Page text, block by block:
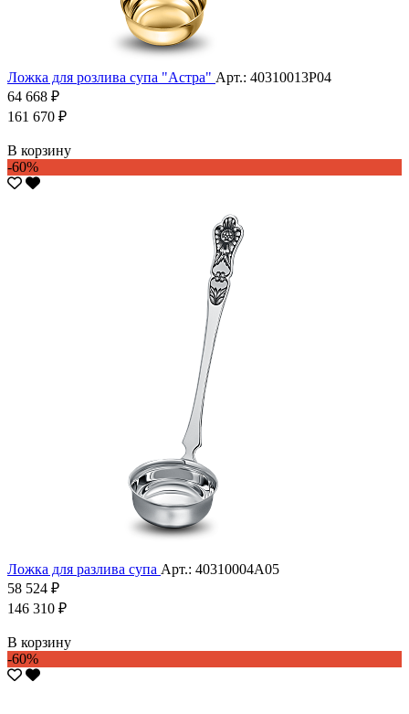
Ложка для розлива супа "Астра" Арт.: 40310013Р04
64 668 ₽
161 670 ₽
В корзину
-60%
Ложка для разлива супа Арт.: 40310004А05
58 524 ₽
146 310 ₽
В корзину
-60%